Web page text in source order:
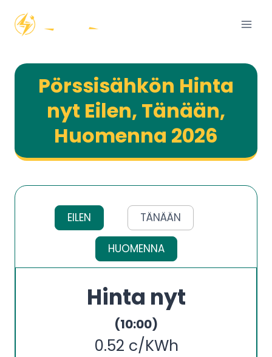
sisältöön
Pörssisähkön Hinta
nyt Eilen, Tänään,
Huomenna 2026
EILEN TÄNÄÄN
HUOMENNA
Hinta nyt
(10:00)
0.52 c/KWh